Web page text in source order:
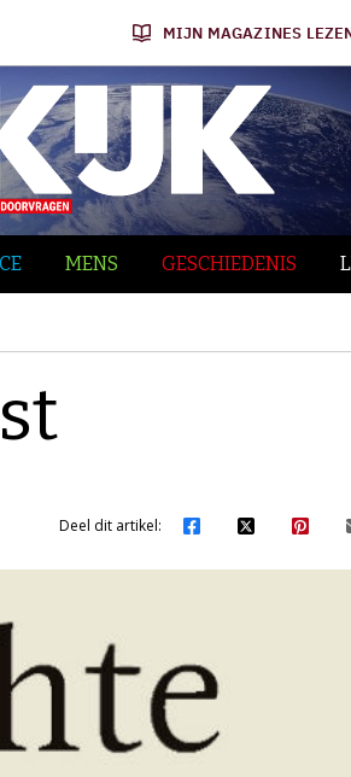
MIJN MAGAZINES
MENS GESCHIEDENIS
Deel dit artikel: